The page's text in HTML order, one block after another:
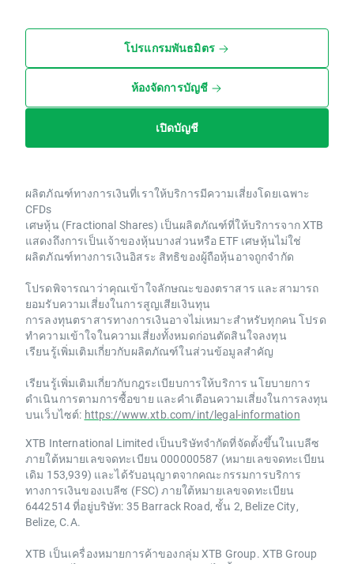
โปรแกรมพันธมิตร
ห้องจัดการบัญชี
เปิดบัญชี
ผลิตภัณฑ์ทางการเงินที่เราให้บริการมีความเสี่ยงโดยเฉพาะ
CFDs
เศษหุ้น (Fractional Shares) เป็นผลิตภัณฑ์ที่ให้บริการจาก XTB
แสดงถึงการเป็นเจ้าของหุ้นบางส่วนหรือ ETF เศษหุ้นไม่ใช่
ผลิตภัณฑ์ทางการเงินอิสระ สิทธิของผู้ถือหุ้นอาจถูกจำกัด
โปรดพิจารณาว่าคุณเข้าใจลักษณะของตราสาร และสามารถ
ยอมรับความเสี่ยงในการสูญเสียเงินทุน
การลงทุนตราสารทางการเงินอาจไม่เหมาะสำหรับทุกคน โปรด
ทำความเข้าใจในความเสี่ยงทั้งหมดก่อนตัดสินใจลงทุน
เรียนรู้เพิ่มเติมเกี่ยวกับผลิตภัณฑ์ในส่วนข้อมูลสำคัญ
เรียนรู้เพิ่มเติมเกี่ยวกับกฎระเบียบการให้บริการ นโยบายการ
ดำเนินการตามการซื้อขาย และคำเตือนความเสี่ยงในการลงทุน
บนเว็บไซต์: https://www.xtb.com/int/legal-information
XTB International Limited เป็นบริษัทจำกัดที่จัดตั้งขึ้นในเบลีซ
ภายใต้หมายเลขจดทะเบียน 000000587 (หมายเลขจดทะเบียน
เดิม 153,939) และได้รับอนุญาตจากคณะกรรมการบริการ
ทางการเงินของเบลีซ (FSC) ภายใต้หมายเลขจดทะเบียน
6442514 ที่อยู่บริษัท: 35 Barrack Road, ชั้น 2, Belize City,
Belize, C.A.
XTB เป็นเครื่องหมายการค้าของกลุ่ม XTB Group. XTB Group